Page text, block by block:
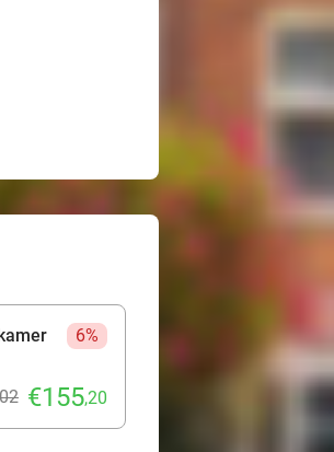
6%
€155,20